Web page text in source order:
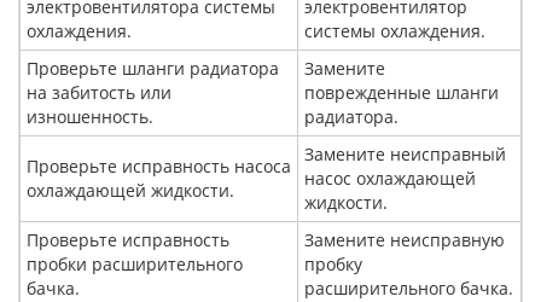
электровентилятора системы
охлаждения.
электровентилятор
системы охлаждения.
Проверьте шланги радиатора
на забитость или
изношенность.
Замените
поврежденные шланги
радиатора.
Проверьте исправность насоса
охлаждающей жидкости.
Замените неисправный
насос охлаждающей
жидкости.
Проверьте исправность
пробки расширительного
бачка.
Замените неисправную
пробку
расширительного бачка.